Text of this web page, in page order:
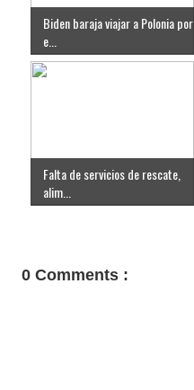
Biden baraja viajar a Polonia por
e...
Falta de servicios de rescate,
alim...
0 Comments :